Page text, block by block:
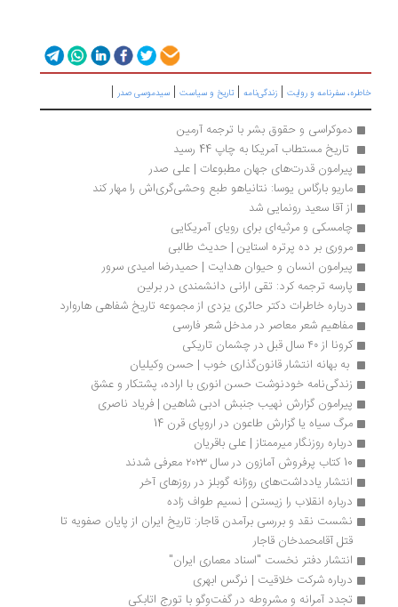
سفرنامه‌ و روایت|زندگی‌نامه |تاریخ و سیاست |سیدموسی صدر|
دموکراسی و حقوق بشر با ترجمه آرمین
تاریخ مستطاب آمریکا به چاپ 44 رسید
پیرامون قدرت‌های جهان مطبوعات | علی صدر
ماریو بارگاس یوسا: نتانیاهو طبع وحشی‌گری‌اش را مهار کند
از آقا سعید رونمایی شد
چامسکی و مرثیه‌ای برای رویای آمریکایی
مروری بر ده پرتره استاین | حدیث طالبی
پیرامون انسان و حیوان هدایت | حمیدرضا امیدی سرور
پارسه ترجمه کرد: تقی ارانی دانشمندی در برلین
درباره خاطرات دکتر حائری یزدی از مجموعه تاریخ شفاهی هاروارد
مفاهیم شعر معاصر در مدخل شعر فارسی
کرونا از ۴۰ سال قبل در چشمان تاریکی
به بهانه انتشار قانون‌گذاری خوب | حسن وکیلیان
زندگی‌نامه خودنوشت حسن انوری با اراده، پشتکار و عشق
پیرامون گزارش نهیب جنبش ادبی شاهین | فریاد ناصری
مرگ سیاه یا گزارش طاعون در اروپای قرن 14
درباره روزنگار میرممتاز | علی باقریان
انتشار یادداشت‌های روزانه گوبلز در روزهای آخر
درباره انقلاب را زیستن | نسیم طواف زاده
نشست نقد و بررسی برآمدن قاجار: تاریخ ایران از پایان صفویه تا
قتل آقامحمدخان قاجار
انتشار دفتر نخست "اسناد معماری ایران"
درباره شرکت خلاقیت | نرگس ابهری
تجدد آمرانه و مشروطه در گفت‌وگو با تورج اتابکی